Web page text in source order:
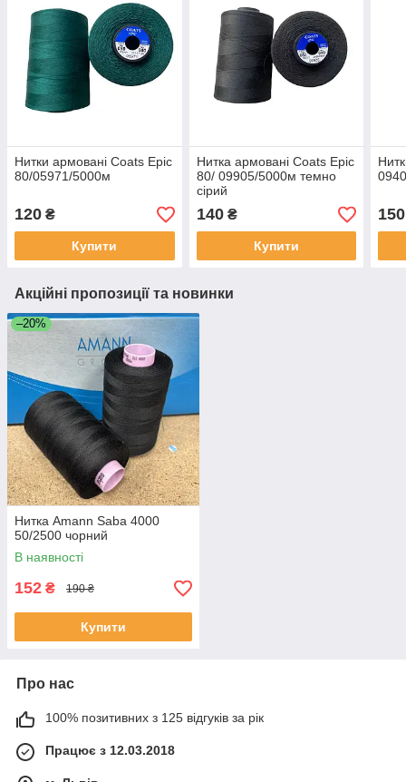
Нитки армовані Coats Epic
80/05971/5000м
120 ₴
Купити
Нитка армовані Coats Epic
80/ 09905/5000м темно
сірий
140₴
Купити
150
Акційні пропозиції та новинки
–20%
Нитка Amann Saba 4000
50/2500 чорний
В наявності
152 ₴ 190 ₴
Купити
Про нас
100% позитивних з 125 відгуків за рік
Працює з 12.03.2018